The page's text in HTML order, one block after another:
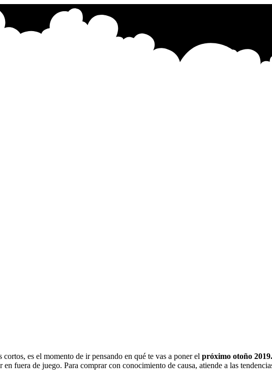
es el momento de ir pensando en qué te vas a poner el próximo otoño 2019.
fuera de juego. Para comprar con conocimiento de causa, atiende a las